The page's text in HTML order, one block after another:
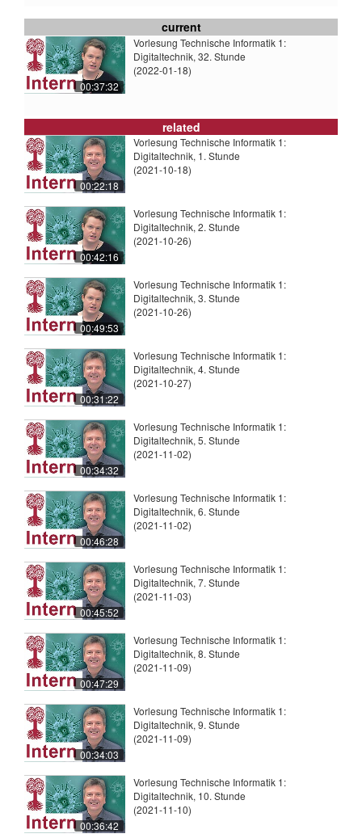
current
00:37:32
Vorlesung Technische Informatik 1:
Digitaltechnik, 32. Stunde
(2022-01-18)
related
00:22:18
Vorlesung Technische Informatik 1:
Digitaltechnik, 1. Stunde
(2021-10-18)
00:42:16
Vorlesung Technische Informatik 1:
Digitaltechnik, 2. Stunde
(2021-10-26)
00:49:53
Vorlesung Technische Informatik 1:
Digitaltechnik, 3. Stunde
(2021-10-26)
00:31:22
Vorlesung Technische Informatik 1:
Digitaltechnik, 4. Stunde
(2021-10-27)
00:34:32
Vorlesung Technische Informatik 1:
Digitaltechnik, 5. Stunde
(2021-11-02)
00:46:28
Vorlesung Technische Informatik 1:
Digitaltechnik, 6. Stunde
(2021-11-02)
00:45:52
Vorlesung Technische Informatik 1:
Digitaltechnik, 7. Stunde
(2021-11-03)
00:47:29
Vorlesung Technische Informatik 1:
Digitaltechnik, 8. Stunde
(2021-11-09)
00:34:03
Vorlesung Technische Informatik 1:
Digitaltechnik, 9. Stunde
(2021-11-09)
00:36:42
Vorlesung Technische Informatik 1:
Digitaltechnik, 10. Stunde
(2021-11-10)